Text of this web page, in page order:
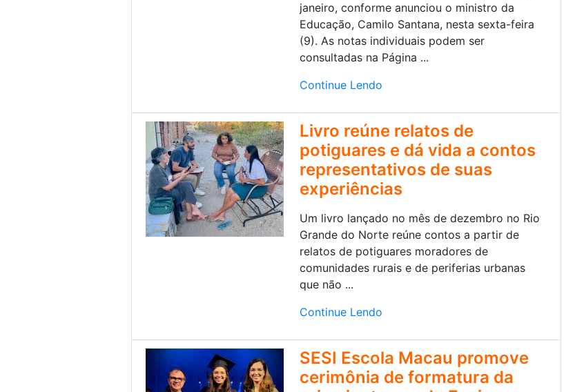
janeiro, conforme anunciou o ministro da
Educação, Camilo Santana, nesta sexta-feira
(9). As notas individuais podem ser
consultadas na Página ...
Continue Lendo
Livro reúne relatos de
potiguares e dá vida a contos
representativos de suas
experiências
Um livro lançado no mês de dezembro no Rio
Grande do Norte reúne contos a partir de
relatos de potiguares moradores de
comunidades rurais e de periferias urbanas
que não ...
Continue Lendo
SESI Escola Macau promove
cerimônia de formatura da